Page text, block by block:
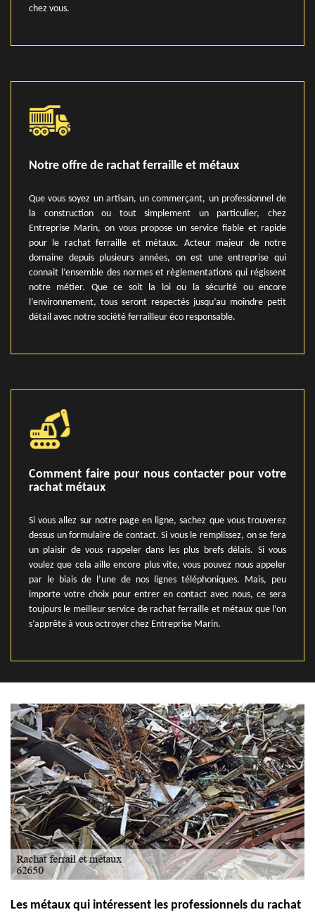
chez vous.
Notre offre de rachat ferraille et métaux
Que vous soyez un artisan, un commerçant, un professionnel de
la construction ou tout simplement un particulier, chez
Entreprise Marin, on vous propose un service fiable et rapide
pour le rachat ferraille et métaux. Acteur majeur de notre
domaine depuis plusieurs années, on est une entreprise qui
connait l’ensemble des normes et règlementations qui régissent
notre métier. Que ce soit la loi ou la sécurité ou encore
l’environnement, tous seront respectés jusqu’au moindre petit
détail avec notre société ferrailleur éco responsable.
Comment faire pour nous contacter pour votre
rachat métaux
Si vous allez sur notre page en ligne, sachez que vous trouverez
dessus un formulaire de contact. Si vous le remplissez, on se fera
un plaisir de vous rappeler dans les plus brefs délais. Si vous
voulez que cela aille encore plus vite, vous pouvez nous appeler
par le biais de l’une de nos lignes téléphoniques. Mais, peu
importe votre choix pour entrer en contact avec nous, ce sera
toujours le meilleur service de rachat ferraille et métaux que l’on
s’apprête à vous octroyer chez Entreprise Marin.
Les métaux qui intéressent les professionnels du rachat